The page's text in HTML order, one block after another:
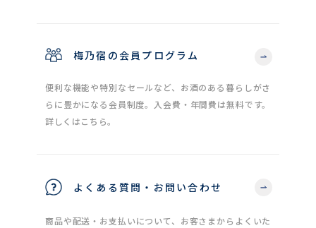
梅乃宿の会員プログラム
便利な機能や特別なセールなど、お酒のある暮らしがさ
らに豊かになる会員制度。入会費・年間費は無料です。
詳しくはこちら。
よくある質問・お問い合わせ
商品や配送・お支払いについて、お客さまからよくいた